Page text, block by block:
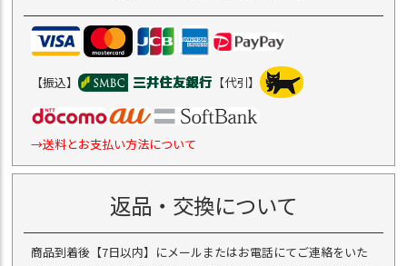
【振込】 【代引】
→送料とお支払い方法について
返品・交換について
商品到着後【7日以内】にメールまたはお電話にてご連絡をいた